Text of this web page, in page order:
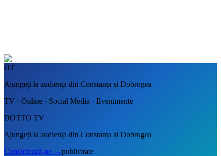
DT
Ajungeți la audiența din Constanța și Dobrogea
TV · Online · Social Media · Evenimente
DOTTO TV
Ajungeți la audiența din Constanța și Dobrogea
Contactează-ne →publicitate